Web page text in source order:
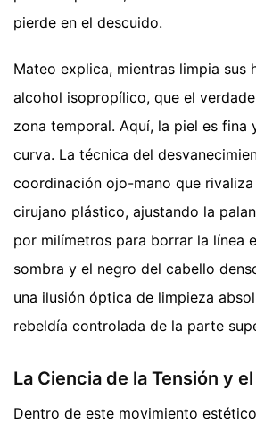
pierde en el descuido.
Mateo explica, mientras limpia sus
alcohol isopropílico, que el
zona temporal. Aquí, la piel es fina
curva. La técnica del
coordinación ojo-mano que
cirujano plástico, ajustando la
por milímetros para borrar la línea
sombra y el negro del cabello
una ilusión óptica de limpieza
rebeldía controlada de la parte
La Ciencia de la Tensión y
Dentro de este movimiento